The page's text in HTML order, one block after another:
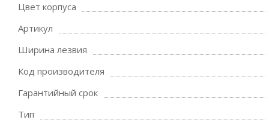
Цвет корпуса
Артикул
Ширина лезвия
Код производителя
Гарантийный срок
Тип